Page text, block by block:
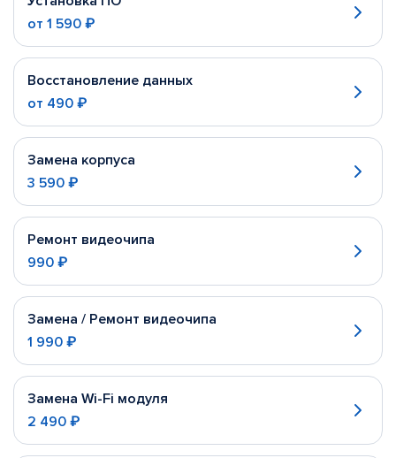
от 1 590 ₽
Восстановление данных
от 490 ₽
Замена корпуса
3 590 ₽
Ремонт видеочипа
990 ₽
Замена / Ремонт видеочипа
1 990 ₽
Замена Wi-Fi модуля
2 490 ₽